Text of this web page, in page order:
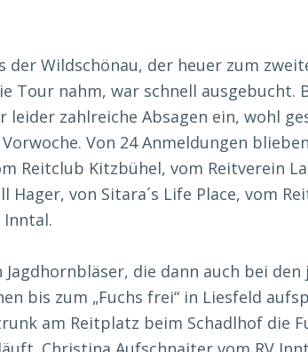
der Wildschönau, der heuer zum
Tour nahm, war schnell ausgebucht.
leider zahlreiche Absagen ein, wohl
Von 24 Anmeldungen
Reitclub Kitzbühel, vom Reitverein
Hager, von Sitara´s Life Place, vom
Inntal.
Jagdhornbläser, die dann auch bei den
bis zum „Fuchs frei“ in Liesfeld
am Reitplatz beim Schadlhof die